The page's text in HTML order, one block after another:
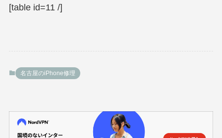
[table id=11 /]
名古屋のiPhone修理